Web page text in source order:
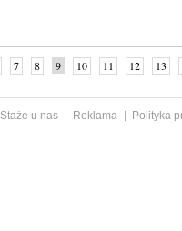
7 8 9 10 11 12 13
Staże u nas Reklama
Polityka